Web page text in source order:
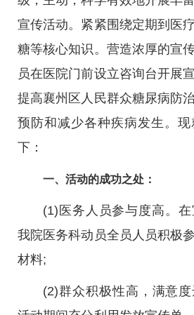
宣传活动。紧紧围绕定期到医
糖等核心知识。营造浓厚的宣
员在医院门前设立咨询台开展
提高襄州区人民群众糖尿病防
预防和减少各种疾病发生。
下：
一、活动的成功之处：
(1)医务人员参与度高。在
我院医务科动员全员人员积极
材料;
(2)群众积极性高，满意